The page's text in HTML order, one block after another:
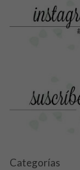
Categorías